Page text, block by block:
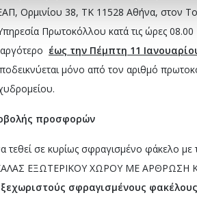
Ορμινίου 38, ΤΚ 11528 Αθήνα, στον
Πρωτοκόλλου κατά τις ώρες
έως την Πέμπτη 11
μόνο από τον αριθμό
προσφορών
σε κυρίως σφραγισμένο φάκελο
ΕΞΩΤΕΡΙΚΟΥ ΧΩΡΟΥ ΜΕ ΑΡΘΡΩΣΗ
ξεχωριστούς σφραγισμένους